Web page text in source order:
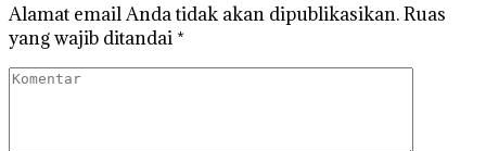
Alamat email Anda tidak akan dipublikasikan.Ruas
yang wajib ditandai *